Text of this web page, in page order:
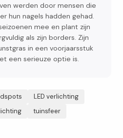
werden door mensen die
hun nagels hadden gehad.
mee en plant zijn
als zijn borders. Zijn
in een voorjaarsstuk
een serieuze optie is.
LED verlichting
tuinsfeer